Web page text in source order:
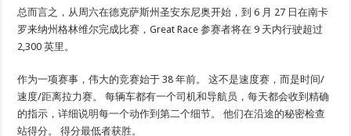
总而言之，从周六在德克萨斯州圣安东尼奥开始，到 6 月 27 日在南卡
罗来纳州格林维尔完成比赛，Great Race 参赛者将在 9 天内行驶超过
2,300 英里。
作为一项赛事，伟大的竞赛始于 38 年前。 这不是速度赛，而是时间/
速度/距离拉力赛。 每辆车都有一个司机和导航员，每天都会收到精确
的指示，详细说明每一个动作到第二个细节。 他们在沿途的秘密检查
站得分。 得分最低者获胜。